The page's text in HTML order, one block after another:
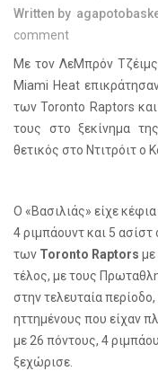
Written by
comment
Με τον ΛεΜπρόν Τζέιμς
Miami Heat
τωνToronto Raptors
τους στο ξεκίνημα
θετικός στο Ντιτρόιτ ο
Ο «Βασιλιάς» είχε
4 ριμπάουντ και 5 ασίστ
των Toronto Raptors με
τέλος, με τους
στην τελευταία
ηττημένους που είχαν
με 26 πόντους, 4
ξεχώρισε.